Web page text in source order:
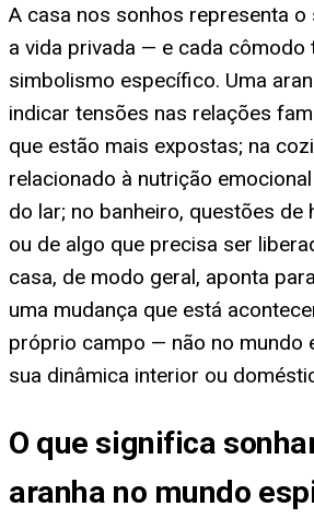
A casa nos sonhos representa o
a vida privada — e cada cômodo
simbolismo específico. Uma
indicar tensões nas relações
que estão mais expostas; na
relacionado à nutrição
do lar; no banheiro, questões de
ou de algo que precisa ser
casa, de modo geral, aponta
uma mudança que está
próprio campo — não no mundo
sua dinâmica interior ou
O que significa
aranha no mundo